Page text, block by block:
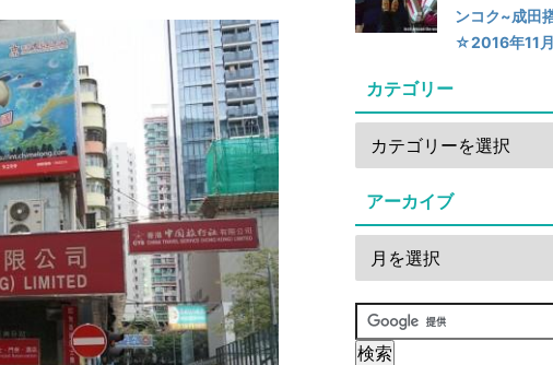
ンコク~成田
☆2016年11
カテゴリー
アーカイブ